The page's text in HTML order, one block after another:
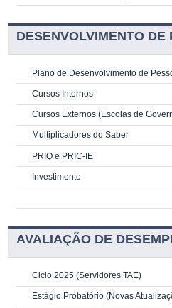
DESENVOLVIMENTO DE
Plano de Desenvolvimento de
Cursos Internos
Cursos Externos (Escolas de
Multiplicadores do Saber
PRIQ e PRIC-IE
Investimento
AVALIAÇÃO DE
Ciclo 2025 (Servidores TAE)
Estágio Probatório (Novas